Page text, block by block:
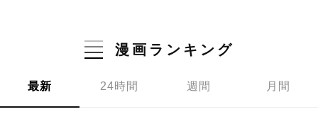
漫画ランキング
最新 24時間 週間 月間